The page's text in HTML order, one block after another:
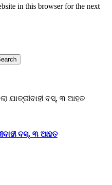
in this browser for the next
ବସ୍‌, ୩ ଆହତ